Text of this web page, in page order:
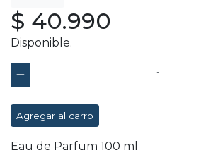
$ 40.990
Disponible.
Agregar al carro
Eau de Parfum 100 ml